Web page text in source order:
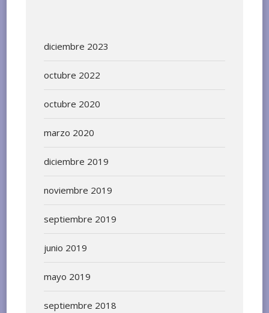
diciembre 2023
octubre 2022
octubre 2020
marzo 2020
diciembre 2019
noviembre 2019
septiembre 2019
junio 2019
mayo 2019
septiembre 2018